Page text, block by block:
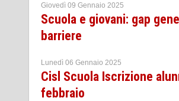
Giovedì 09 Gennaio 2025
Scuola e giovani: gap
barriere
Lunedì 06 Gennaio 2025
Cisl Scuola Iscrizione
febbraio